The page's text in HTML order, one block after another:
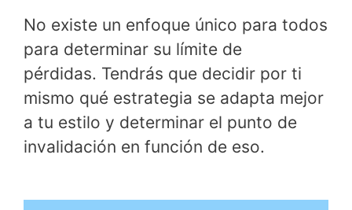
No existe un enfoque único para todos
para determinar su límite de
pérdidas. Tendrás que decidir por ti
mismo qué estrategia se adapta mejor
a tu estilo y determinar el punto de
invalidación en función de eso.